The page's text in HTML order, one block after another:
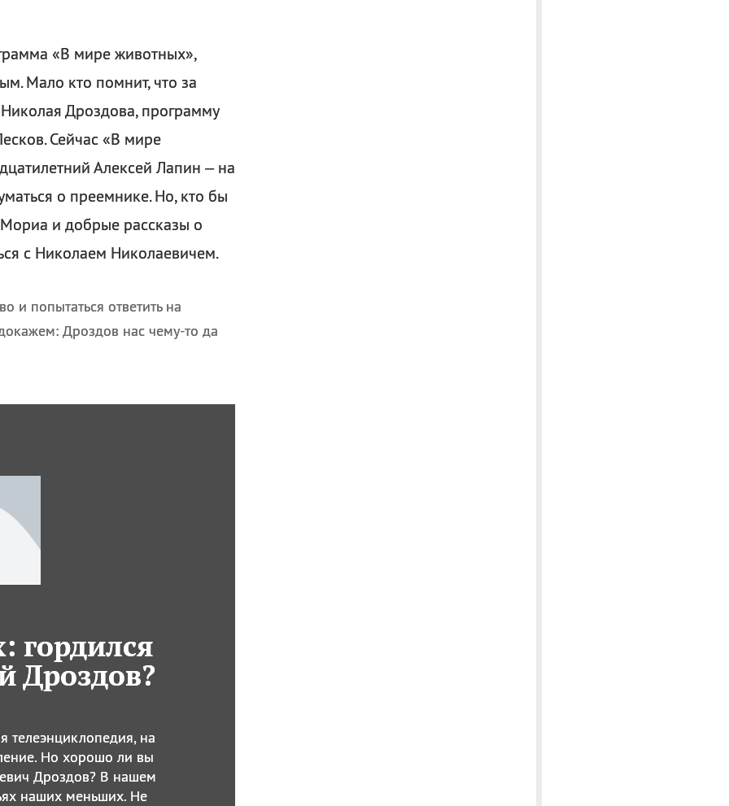
«В мире животных»,
Мало кто помнит, что за
Дроздова, программу
Сейчас «В мире
Алексей Лапин – на
о преемнике. Но, кто бы
и добрые рассказы о
с Николаем Николаевичем.
и попытаться ответить на
Дроздов нас чему-то да
гордился
Дроздов?
на
Но хорошо ли вы
Дроздов? В нашем
наших меньших. Не